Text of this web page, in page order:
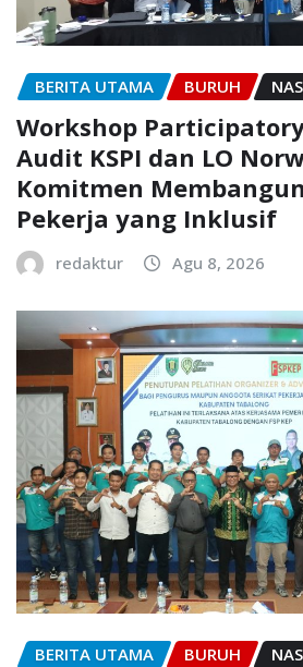
BERITA UTAMA BURUH
Workshop
Audit KSPI dan LO
Komitmen
Pekerja yang Inklusif
redaktur Agu 8, 2026
BERITA UTAMA BURUH